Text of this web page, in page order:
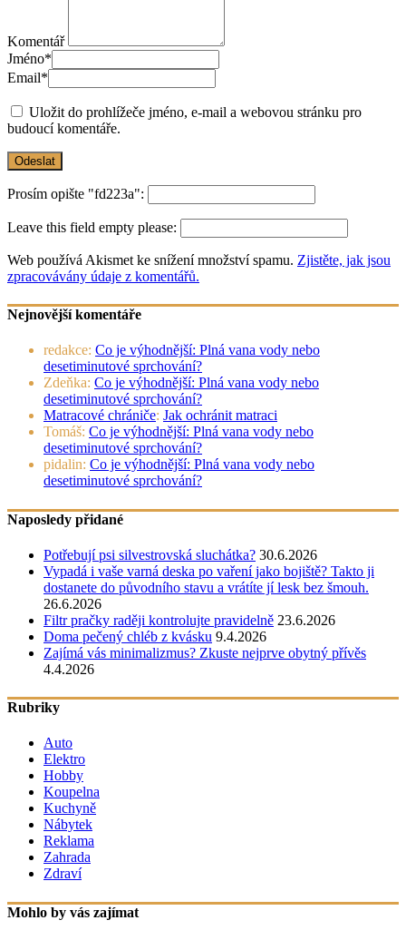
Komentář
Jméno*
Email*
Uložit do prohlížeče jméno, e-mail a webovou stránku pro
budoucí komentáře.
Prosím opište "fd223a":
Leave this field empty please:
Web používá Akismet ke snížení množství spamu. Zjistěte, jak jsou
zpracovávány údaje z komentářů.
Nejnovější komentáře
redakce: Co je výhodnější: Plná vana vody nebo
desetiminutové sprchování?
Zdeňka: Co je výhodnější: Plná vana vody nebo
desetiminutové sprchování?
Matracové chrániče: Jak ochránit matraci
Tomáš: Co je výhodnější: Plná vana vody nebo
desetiminutové sprchování?
pidalin: Co je výhodnější: Plná vana vody nebo
desetiminutové sprchování?
Naposledy přidané
Potřebují psi silvestrovská sluchátka? 30.6.2026
Vypadá i vaše varná deska po vaření jako bojiště? Takto ji
dostanete do původního stavu a vrátíte jí lesk bez šmouh.
26.6.2026
Filtr pračky raději kontrolujte pravidelně 23.6.2026
Doma pečený chléb z kvásku 9.4.2026
Zajímá vás minimalizmus? Zkuste nejprve obytný přívěs
4.4.2026
Rubriky
Auto
Elektro
Hobby
Koupelna
Kuchyně
Nábytek
Reklama
Zahrada
Zdraví
Mohlo by vás zajímat